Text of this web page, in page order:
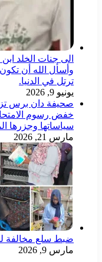
الى جنات الخلد
وأسأل الله أن
ترتل في الدنيا.
يونيو 9, 2026
صحيفة دان برس
خفض رسوم
سياساتها وجزرها
مارس 21, 2026
ضبط سلع مخالفة
مارس 9, 2026